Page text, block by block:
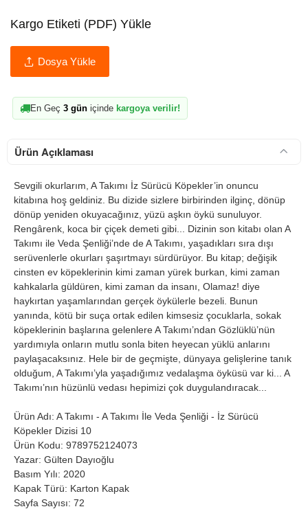
Kargo Etiketi (PDF) Yükle
Dosya Yükle
En Geç 3 gün içinde kargoya verilir!
Ürün Açıklaması
Sevgili okurlarım, A Takımı İz Sürücü Köpekler’in onuncu
kitabına hoş geldiniz. Bu dizide sizlere birbirinden ilginç, dönüp
dönüp yeniden okuyacağınız, yüzü aşkın öykü sunuluyor.
Rengârenk, koca bir çiçek demeti gibi... Dizinin son kitabı olan A
Takımı ile Veda Şenliği’nde de A Takımı, yaşadıkları sıra dışı
serüvenlerle okurları şaşırtmayı sürdürüyor. Bu kitap; değişik
cinsten ev köpeklerinin kimi zaman yürek burkan, kimi zaman
kahkalarla güldüren, kimi zaman da insanı, Olamaz! diye
haykırtan yaşamlarından gerçek öykülerle bezeli. Bunun
yanında, kötü bir suça ortak edilen kimsesiz çocuklarla, sokak
köpeklerinin başlarına gelenlere A Takımı’ndan Gözlüklü’nün
yardımıyla onların mutlu sonla biten heyecan yüklü anlarını
paylaşacaksınız. Hele bir de geçmişte, dünyaya gelişlerine tanık
olduğum, A Takımı’yla yaşadığımız vedalaşma öyküsü var ki... A
Takımı’nın hüzünlü vedası hepimizi çok duygulandıracak...
Ürün Adı: A Takımı - A Takımı İle Veda Şenliği - İz Sürücü
Köpekler Dizisi 10
Ürün Kodu: 9789752124073
Yazar: Gülten Dayıoğlu
Basım Yılı: 2020
Kapak Türü: Karton Kapak
Sayfa Sayısı: 72